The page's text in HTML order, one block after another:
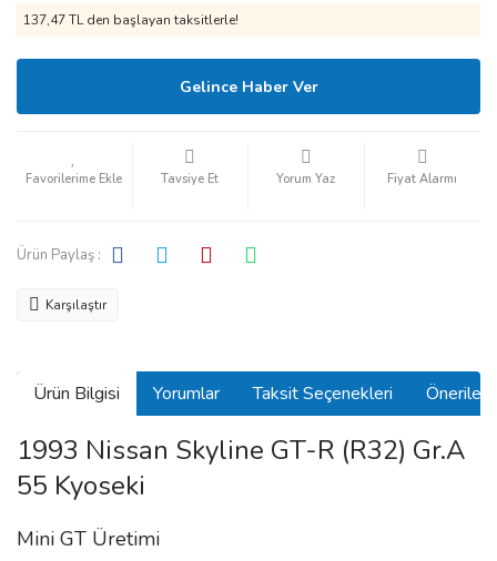
137,47 TL den başlayan taksitlerle!
Gelince Haber Ver
Tavsiye Et Yorum Yaz Fiyat Alarmı
Ürün Paylaş :
Karşılaştır
Ürün Bilgisi Yorumlar Taksit Seçenekleri
1993 Nissan Skyline GT-R (R32) Gr.A
55 Kyoseki
Mini GT Üretimi